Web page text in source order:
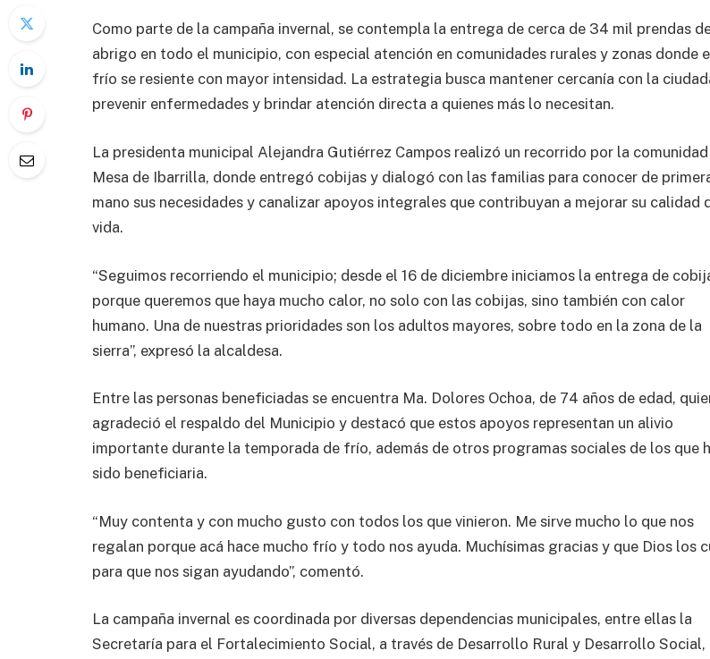
Como parte de la campaña invernal, se contempla la entrega de cerca de 34 mil prendas
abrigo en todo el municipio, con especial atención en comunidades rurales y zonas donde
frío se resiente con mayor intensidad. La estrategia busca mantener cercanía con la
prevenir enfermedades y brindar atención directa a quienes más lo necesitan.
La presidenta municipal Alejandra Gutiérrez Campos realizó un recorrido por la comunidad
Mesa de Ibarrilla, donde entregó cobijas y dialogó con las familias para conocer de
mano sus necesidades y canalizar apoyos integrales que contribuyan a mejorar su calidad
vida.
“Seguimos recorriendo el municipio; desde el 16 de diciembre iniciamos la entrega de
porque queremos que haya mucho calor, no solo con las cobijas, sino también con calor
humano. Una de nuestras prioridades son los adultos mayores, sobre todo en la zona de la
sierra”, expresó la alcaldesa.
Entre las personas beneficiadas se encuentra Ma. Dolores Ochoa, de 74 años de edad,
agradeció el respaldo del Municipio y destacó que estos apoyos representan un alivio
importante durante la temporada de frío, además de otros programas sociales de los que
sido beneficiaria.
“Muy contenta y con mucho gusto con todos los que vinieron. Me sirve mucho lo que nos
regalan porque acá hace mucho frío y todo nos ayuda. Muchísimas gracias y que Dios los
para que nos sigan ayudando”, comentó.
La campaña invernal es coordinada por diversas dependencias municipales, entre ellas la
Secretaría para el Fortalecimiento Social, a través de Desarrollo Rural y Desarrollo Social,